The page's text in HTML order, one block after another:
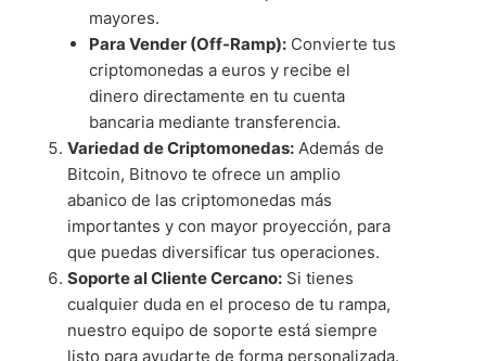
mayores.
Para Vender (Off-Ramp): Convierte tus
criptomonedas a euros y recibe el
dinero directamente en tu cuenta
bancaria mediante transferencia.
Variedad de Criptomonedas: Además de
Bitcoin, Bitnovo te ofrece un amplio
abanico de las criptomonedas más
importantes y con mayor proyección, para
que puedas diversificar tus operaciones.
Soporte al Cliente Cercano: Si tienes
cualquier duda en el proceso de tu rampa,
nuestro equipo de soporte está siempre
listo para ayudarte de forma personalizada.